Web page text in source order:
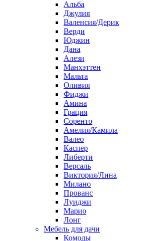
Альба
Джулия
Валенсия/Дерик
Верди
Юджин
Дана
Алези
Манхэттен
Мальта
Оливия
Фиджи
Амина
Грация
Соренто
Амелия/Камила
Валео
Каспер
Либерти
Версаль
Виктория/Лина
Милано
Прованс
Луиджи
Марио
Лонг
Мебель для дачи
Комоды